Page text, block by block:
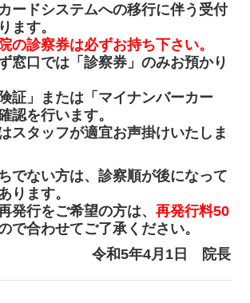
ードシステムへの移行に伴う受付
ます。
の診察券は必ずお持ち下さい。
窓口では「診察券」のみお預かり
証」または「マイナンバーカー
認を行います。
スタッフが適宜お声掛けいたしま
でない方は、診察順が後になって
ります。
発行をご希望の方は、再発行料50
で合わせてご了承ください。
令和5年4月1日 院長